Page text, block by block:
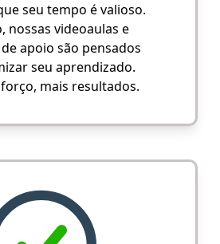
seu tempo é valioso.
nossas videoaulas e
apoio são pensados
seu aprendizado.
mais resultados.